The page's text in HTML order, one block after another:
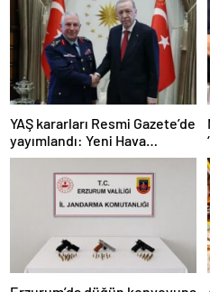
YAŞ kararları Resmi Gazete’de
yayımlandı: Yeni Hava
Kuvvetleri Komutanı
Orgeneral Rafet Dalkıran